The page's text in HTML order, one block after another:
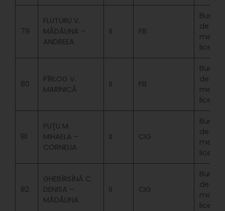
79
FLUTURU V.
MĂDĂLINA –
ANDREEA
II FB
Bursa
de
merit
licenta
80
PÎRLOG V.
MARINICĂ
II FB
Bursa
de
merit
licenta
81
PUŢU M.
MIHAELA –
CORNELIA
II CIG
Bursa
de
merit
licenta
82
GHEBÎRSÎNĂ C.
DENISA –
MĂDĂLINA
II CIG
Bursa
de
merit
licenta